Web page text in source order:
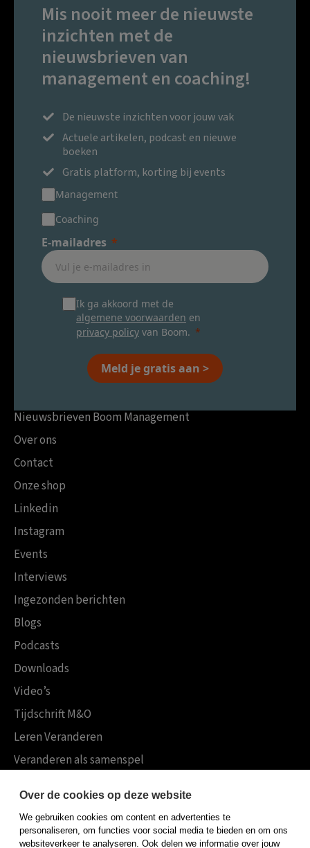
Mis nooit meer de nieuwste
inzichten met de
nieuwsbrieven van
management en coaching!
De nieuwste inzichten voor jouw vak
Actuele artikelen, podcast en nieuwe
boeken
Gratis platform, korting bij events
Management
Coaching
E-mailadres
Ik ga akkoord met de
algemene voorwaarden en
privacy policy van Boom.
Meld je gratis aan >
Nieuwsbrieven Boom Management
Over ons
Contact
Onze shop
Linkedin
Instagram
Events
Interviews
Ingezonden berichten
Blogs
Podcasts
Downloads
Video’s
Tijdschrift M&O
Leren Veranderen
Veranderen als samenspel
Koninklijke Boom uitgevers
Boom Psychologie
Over de cookies op deze website
We gebruiken cookies om content en advertenties te
personaliseren, om functies voor social media te bieden en om ons
websiteverkeer te analyseren. Ook delen we informatie over jouw